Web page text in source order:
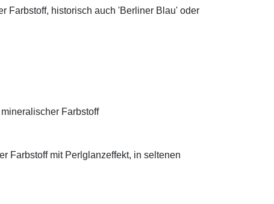
Farbstoff, historisch auch 'Berliner Blau' oder
Farbstoff
Farbstoff mit Perlglanzeffekt, in seltenen